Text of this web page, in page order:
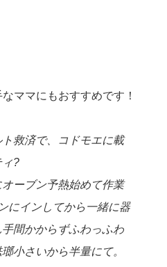
ママにもおすすめです！
救済で、コドモエに載
ィ?
ーブン予熱始めて作業
にインしてから一緒に器
間かからずふわっふわ
小さいから半量にて。